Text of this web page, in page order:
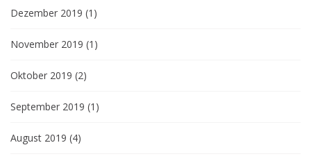
Dezember 2019 (1)
November 2019 (1)
Oktober 2019 (2)
September 2019 (1)
August 2019 (4)